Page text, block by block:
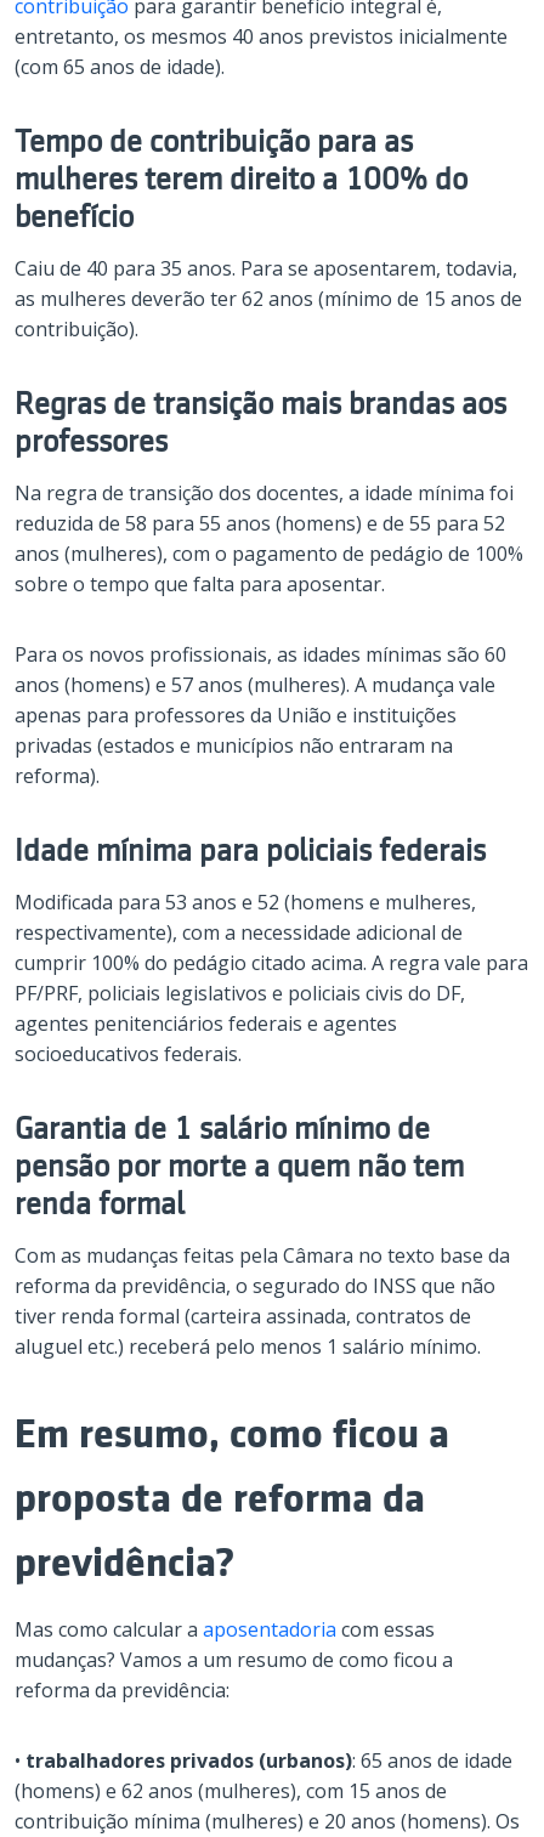
contribuição para garantir benefício integral é,
entretanto, os mesmos 40 anos previstos inicialmente
(com 65 anos de idade).
Tempo de contribuição para as
mulheres terem direito a 100% do
benefício
Caiu de 40 para 35 anos. Para se aposentarem, todavia,
as mulheres deverão ter 62 anos (mínimo de 15 anos de
contribuição).
Regras de transição mais brandas aos
professores
Na regra de transição dos docentes, a idade mínima foi
reduzida de 58 para 55 anos (homens) e de 55 para 52
anos (mulheres), com o pagamento de pedágio de 100%
sobre o tempo que falta para aposentar.
Para os novos profissionais, as idades mínimas são 60
anos (homens) e 57 anos (mulheres). A mudança vale
apenas para professores da União e instituições
privadas (estados e municípios não entraram na
reforma).
Idade mínima para policiais federais
Modificada para 53 anos e 52 (homens e mulheres,
respectivamente), com a necessidade adicional de
cumprir 100% do pedágio citado acima. A regra vale para
PF/PRF, policiais legislativos e policiais civis do DF,
agentes penitenciários federais e agentes
socioeducativos federais.
Garantia de 1 salário mínimo de
pensão por morte a quem não tem
renda formal
Com as mudanças feitas pela Câmara no texto base da
reforma da previdência, o segurado do INSS que não
tiver renda formal (carteira assinada, contratos de
aluguel etc.) receberá pelo menos 1 salário mínimo.
Em resumo, como ficou a
proposta de reforma da
previdência?
Mas como calcular a aposentadoria com essas
mudanças? Vamos a um resumo de como ficou a
reforma da previdência:
• trabalhadores privados (urbanos): 65 anos de idade
(homens) e 62 anos (mulheres), com 15 anos de
contribuição mínima (mulheres) e 20 anos (homens). Os